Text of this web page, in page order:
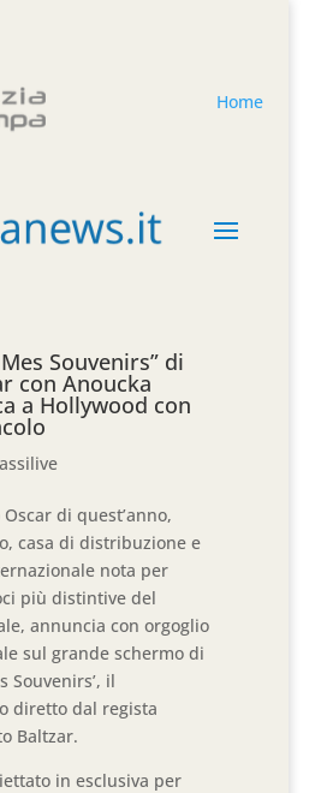
Home
Souvenirs” di
con Anoucka
a Hollywood con
di quest’anno,
casa di distribuzione e
nota per
più distintive del
annuncia con orgoglio
sul grande schermo di
Souvenirs’, il
diretto dal regista
Baltzar.
in esclusiva per